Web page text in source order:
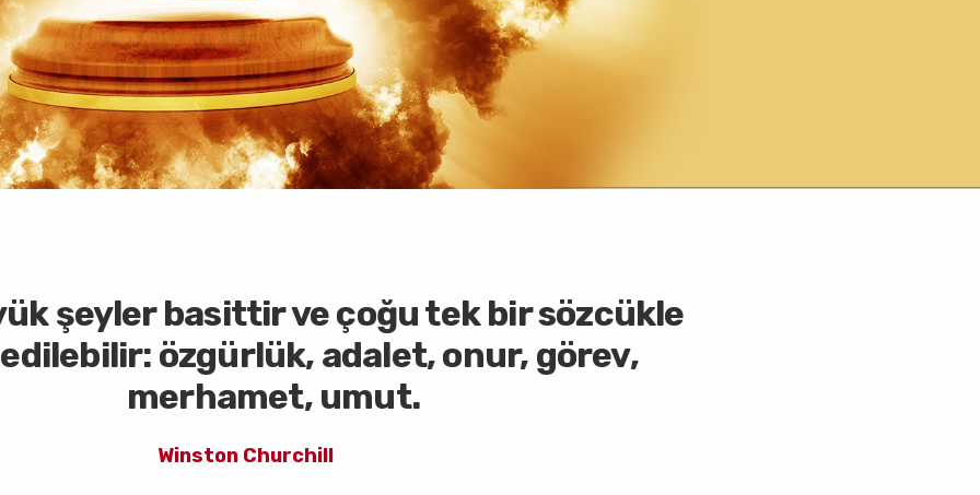
şeyler basittir ve çoğu tek bir sözcükle
özgürlük, adalet, onur, görev,
merhamet, umut.
Winston Churchill
bakımını üstlenen kişi tarafından
kamu yararı için belirli bir gerekçeden
başka bir şey değildir.
Thomas Aquinas